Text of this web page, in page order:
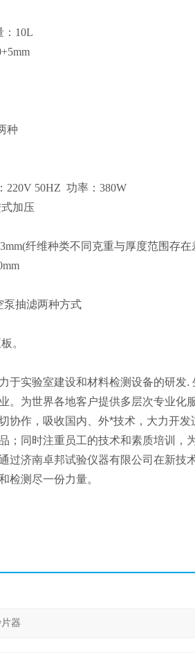
：10L
种
220V 50HZ 功率：380W
加压
纤维种类不同克重与厚度范围存在
mm
泵抽滤两种方式
。
于实验室建设和材料检测设备的研发
。为世界各地客户提供多层次专业化
协作，吸收国内、外*技术，大力开
；同时注重员工的技术和素质培训，
过济南卓邦试验仪器有限公司在新技
检测尽一份力量。